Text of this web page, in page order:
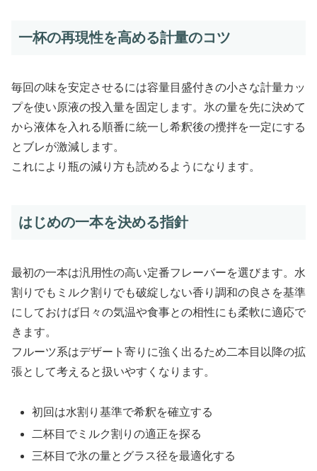
一杯の再現性を高める計量のコツ
毎回の味を安定させるには容量目盛付きの小さな計量カッ
プを使い原液の投入量を固定します。氷の量を先に決めて
から液体を入れる順番に統一し希釈後の攪拌を一定にする
とブレが激減します。
これにより瓶の減り方も読めるようになります。
はじめの一本を決める指針
最初の一本は汎用性の高い定番フレーバーを選びます。水
割りでもミルク割りでも破綻しない香り調和の良さを基準
にしておけば日々の気温や食事との相性にも柔軟に適応で
きます。
フルーツ系はデザート寄りに強く出るため二本目以降の拡
張として考えると扱いやすくなります。
初回は水割り基準で希釈を確立する
二杯目でミルク割りの適正を探る
三杯目で氷の量とグラス径を最適化する